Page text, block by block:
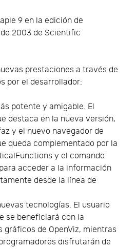
9 en la edición de
2003 de Scientific
prestaciones a través de
por el desarrollador:
potente y amigable. El
destaca en la nueva versión,
y el nuevo navegador de
queda complementado por la
y el comando
acceder a la información
desde la línea de
tecnologías. El usuario
se beneficiará con la
gráficos de OpenViz, mientras
disfrutarán de